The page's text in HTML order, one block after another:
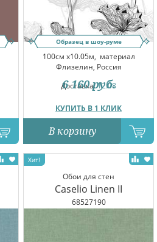
Образец в шоу-руме
100см x10.05м, материал
Флизелин, Россия
Доставка:12.08
КУПИТЬ В 1 КЛИК
6 160 руб.
В корзину
Обои для стен
Caselio Linen II
68527190